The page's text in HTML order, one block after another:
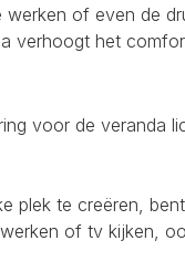
of even de
verhoogt het
voor de veranda
plek te creëren,
of tv kijken,